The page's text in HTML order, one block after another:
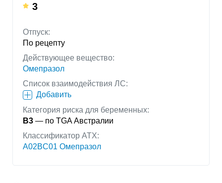
3
Отпуск:
По рецепту
Действующее вещество:
Омепразол
Список взаимодействия ЛС:
Добавить
Категория риска для беременных:
B3 — по TGA Австралии
Классификатор АТХ:
A02BC01 Омепразол